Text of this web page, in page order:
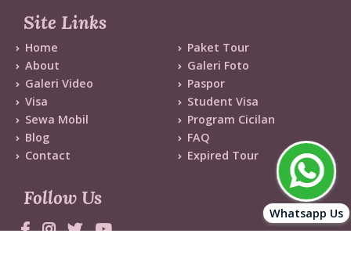
Site Links
Home
Paket Tour
About
Galeri Foto
Galeri Video
Paspor
Visa
Student Visa
Sewa Mobil
Program Cicilan
Blog
FAQ
Contact
Expired Tour
Follow Us
Whatsapp Us